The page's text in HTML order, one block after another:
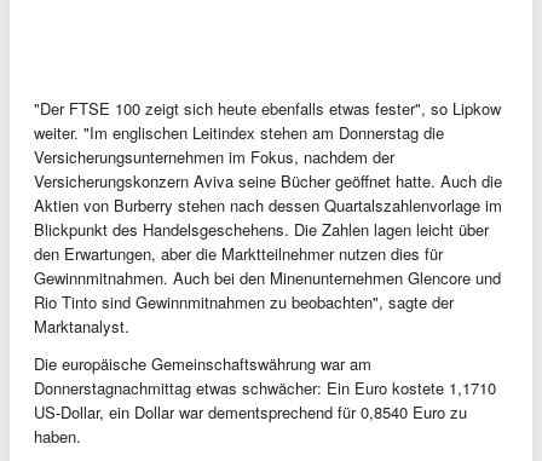
"Der FTSE 100 zeigt sich heute ebenfalls etwas fester", so Lipkow
weiter. "Im englischen Leitindex stehen am Donnerstag die
Versicherungsunternehmen im Fokus, nachdem der
Versicherungskonzern Aviva seine Bücher geöffnet hatte. Auch die
Aktien von Burberry stehen nach dessen Quartalszahlenvorlage im
Blickpunkt des Handelsgeschehens. Die Zahlen lagen leicht über
den Erwartungen, aber die Marktteilnehmer nutzen dies für
Gewinnmitnahmen. Auch bei den Minenunternehmen Glencore und
Rio Tinto sind Gewinnmitnahmen zu beobachten", sagte der
Marktanalyst.
Die europäische Gemeinschaftswährung war am
Donnerstagnachmittag etwas schwächer: Ein Euro kostete 1,1710
US-Dollar, ein Dollar war dementsprechend für 0,8540 Euro zu
haben.